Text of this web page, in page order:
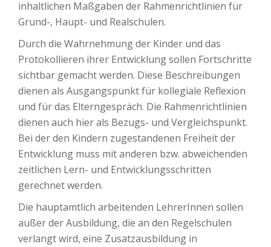
inhaltlichen Maßgaben der Rahmenrichtlinien für
Grund-, Haupt- und Realschulen.
Durch die Wahrnehmung der Kinder und das
Protokollieren ihrer Entwicklung sollen Fortschritte
sichtbar gemacht werden. Diese Beschreibungen
dienen als Ausgangspunkt für kollegiale Reflexion
und für das Elterngespräch. Die Rahmenrichtlinien
dienen auch hier als Bezugs- und Vergleichspunkt.
Bei der den Kindern zugestandenen Freiheit der
Entwicklung muss mit anderen bzw. abweichenden
zeitlichen Lern- und Entwicklungsschritten
gerechnet werden.
Die hauptamtlich arbeitenden LehrerInnen sollen
außer der Ausbildung, die an den Regelschulen
verlangt wird, eine Zusatzausbildung in